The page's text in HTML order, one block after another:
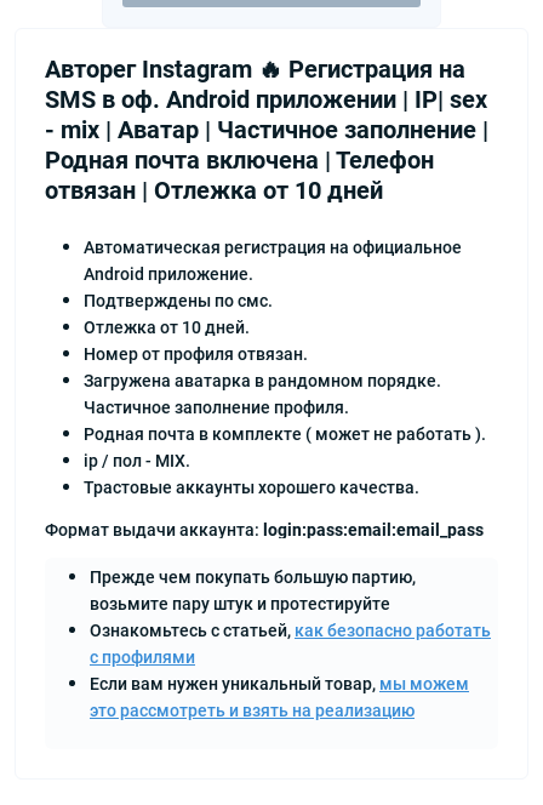
Авторег Instagram 🔥 Регистрация на
SMS в оф. Android приложении | IP| sex
- mix | Аватар | Частичное заполнение |
Родная почта включена | Телефон
отвязан | Отлежка от 10 дней
Автоматическая регистрация на официальное
Android приложение.
Подтверждены по смс.
Отлежка от 10 дней.
Номер от профиля отвязан.
Загружена аватарка в рандомном порядке.
Частичное заполнение профиля.
Родная почта в комплекте ( может не работать ).
ip / пол - MIX.
Трастовые аккаунты хорошего качества.
Формат выдачи аккаунта: login:pass:email:email_pass
Прежде чем покупать большую партию,
возьмите пару штук и протестируйте
Ознакомьтесь с статьей, как безопасно работать
с профилями
Если вам нужен уникальный товар, мы можем
это рассмотреть и взять на реализацию